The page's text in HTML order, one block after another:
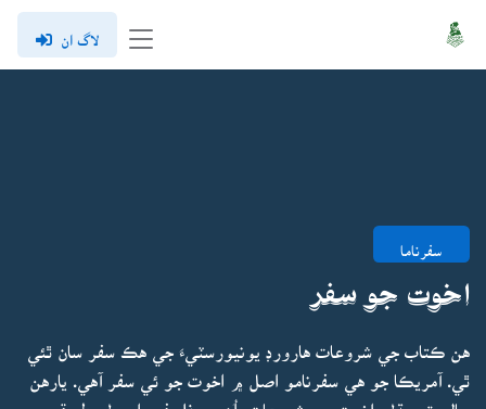
لاگ ان
سفرناما
اخوت جو سفر
هن ڪتاب جي شروعات هارورڊ يونيورسٽيءَ جي هڪ سفر سان ٿئي
ٿي. آمريڪا جو هي سفرنامو اصل ۾ اخوت جو ئي سفر آهي. يارهن
سالن تي ٻڌل، اخوت جي شروعات، اُن جو فلسفو، اصول، طريقي